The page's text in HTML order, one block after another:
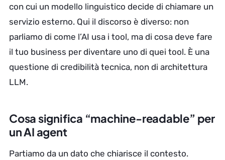
con cui un modello linguistico decide di chiamare un
servizio esterno. Qui il discorso è diverso: non
parliamo di come l’AI usa i tool, ma di cosa deve fare
il tuo business per diventare uno di quei tool. È una
questione di credibilità tecnica, non di architettura
LLM.
Cosa significa “machine-readable” per
un AI agent
Partiamo da un dato che chiarisce il contesto.